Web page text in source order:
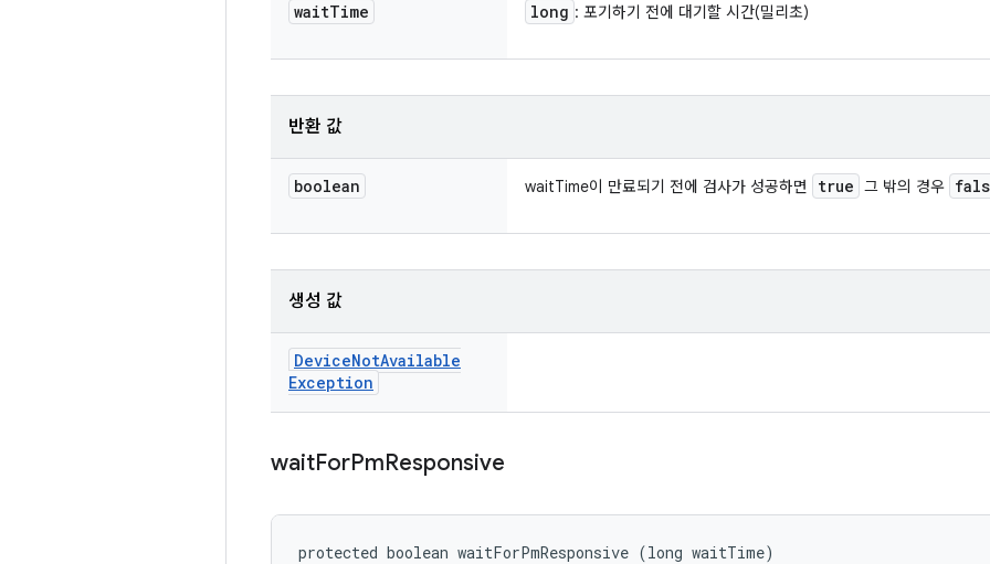
waitTime long : 포기하기 전에 대기할 시간(밀리초)
반환 값
boolean waitTime이 만료되기 전에 검사가 성공하면 true 그 밖의 경우
생성 값
DeviceNotAvailable
Exception
waitForPmResponsive
protected boolean waitForPmResponsive (long waitTime)